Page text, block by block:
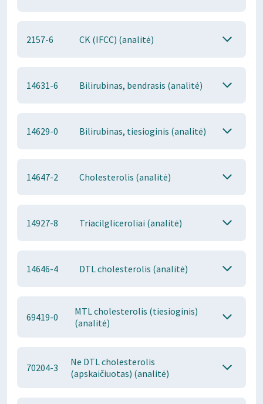
2157-6 CK (IFCC) (analitė)
14631-6 Bilirubinas, bendrasis (analitė)
14629-0 Bilirubinas, tiesioginis (analitė)
14647-2 Cholesterolis (analitė)
14927-8 Triacilgliceroliai (analitė)
14646-4 DTL cholesterolis (analitė)
69419-0
MTL cholesterolis (tiesioginis)
(analitė)
70204-3
Ne DTL cholesterolis
(apskaičiuotas) (analitė)